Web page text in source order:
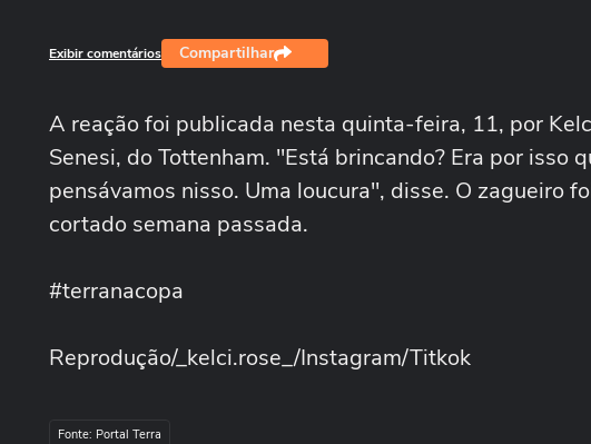
Exibir comentários Compartilhar
A reação foi publicada nesta quinta-feira, 11, por
Senesi, do Tottenham. "Está brincando? Era por isso
pensávamos nisso. Uma loucura", disse. O zagueiro
cortado semana passada.
#terranacopa
Reprodução/_kelci.rose_/Instagram/Titkok
Fonte: Portal Terra